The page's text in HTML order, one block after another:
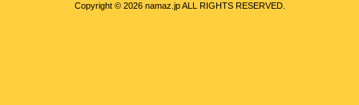
Copyright © 2026 namaz.jp ALL RIGHTS RESERVED.